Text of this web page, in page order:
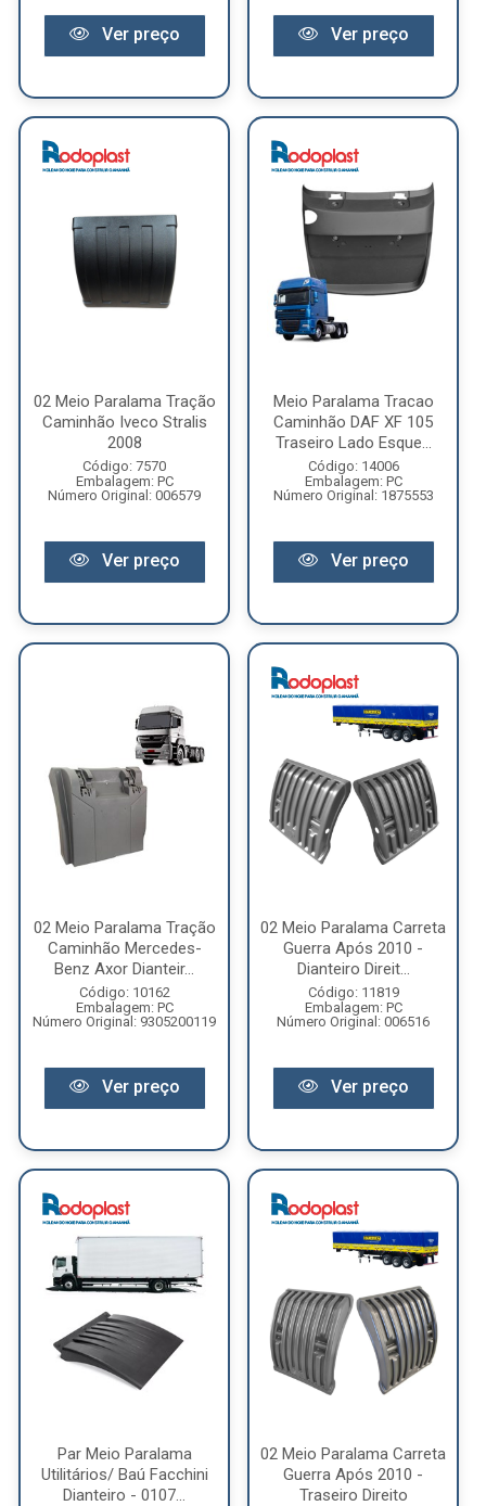
Ver preço Ver preço
02 Meio Paralama Tração
Caminhão Iveco Stralis
2008
Código: 7570
Embalagem: PC
Número Original: 006579
Ver preço
Meio Paralama Tracao
Caminhão DAF XF 105
Traseiro Lado Esque...
Código: 14006
Embalagem: PC
Número Original: 1875553
Ver preço
02 Meio Paralama Tração
Caminhão Mercedes-
Benz Axor Dianteir...
Código: 10162
Embalagem: PC
Número Original: 9305200119
Ver preço
02 Meio Paralama Carreta
Guerra Após 2010 -
Dianteiro Direit...
Código: 11819
Embalagem: PC
Número Original: 006516
Ver preço
Par Meio Paralama
Utilitários/ Baú Facchini
Dianteiro - 0107...
02 Meio Paralama Carreta
Guerra Após 2010 -
Traseiro Direito